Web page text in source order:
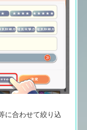
に合わせて絞り込